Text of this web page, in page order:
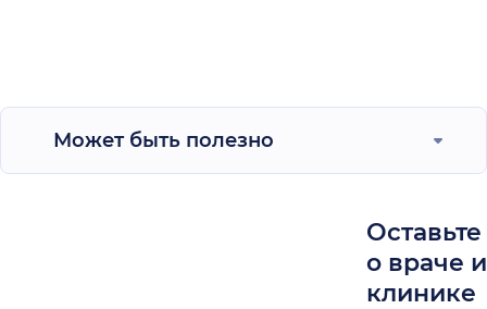
Может быть полезно
о враче
клинике